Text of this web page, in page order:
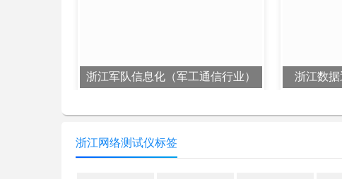
浙江军队信息化（军工通信行业） 浙江数据
浙江网络测试仪标签